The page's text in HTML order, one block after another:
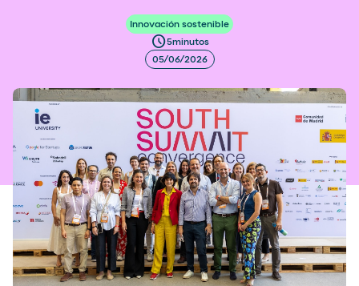
Innovación sostenible
schedule5minutos
05/06/2026